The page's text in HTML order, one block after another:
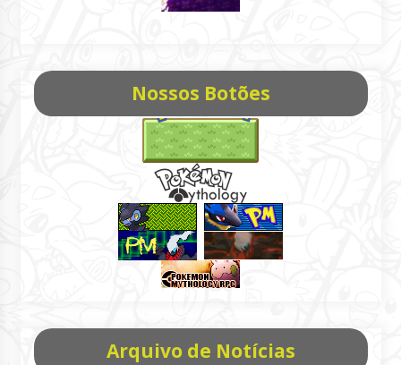
Nossos Botões
Arquivo de Notícias